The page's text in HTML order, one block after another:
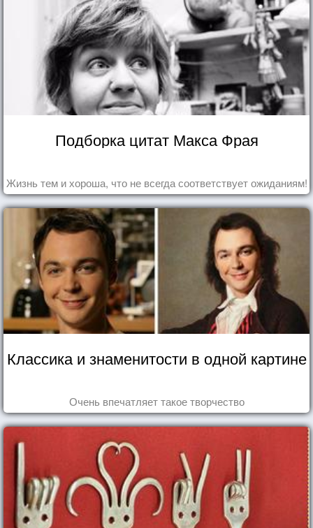
Подборка цитат Макса Фрая
Жизнь тем и хороша, что не всегда соответствует ожиданиям!
Классика и знаменитости в одной картине
Очень впечатляет такое творчество